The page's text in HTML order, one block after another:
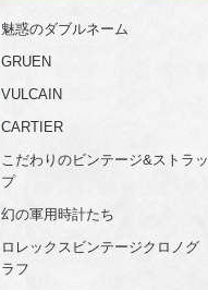
魅惑のダブルネーム
GRUEN
VULCAIN
CARTIER
こだわりのビンテージ&ストラッ
プ
幻の軍用時計たち
ロレックスビンテージクロノグ
ラフ